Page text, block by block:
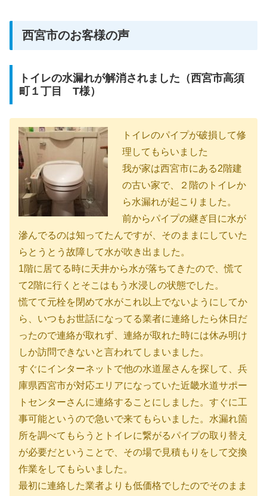
西宮市のお客様の声
トイレの水漏れが解消されました（西宮市高須
町１丁目 T様）
トイレのパイプが破損して修
理してもらいました
我が家は西宮市にある2階建
の古い家で、２階のトイレか
ら水漏れが起こりました。
前からパイプの継ぎ目に水が
滲んでるのは知ってたんですが、そのままにしていた
らとうとう故障して水が吹き出ました。
1階に居てる時に天井から水が落ちてきたので、慌て
て2階に行くとそこはもう水浸しの状態でした。
慌てて元栓を閉めて水がこれ以上でないようにしてか
ら、いつもお世話になってる業者に連絡したら休日だ
ったので連絡が取れず、連絡が取れた時には休み明け
しか訪問できないと言われてしまいました。
すぐにインターネットで他の水道屋さんを探して、兵
庫県西宮市が対応エリアになっていた近畿水道サポー
トセンターさんに連絡することにしました。すぐに工
事可能というので急いで来てもらいました。水漏れ箇
所を調べてもらうとトイレに繋がるパイプの取り替え
が必要だということで、その場で見積もりをして交換
作業をしてもらいました。
最初に連絡した業者よりも低価格でしたのでそのまま